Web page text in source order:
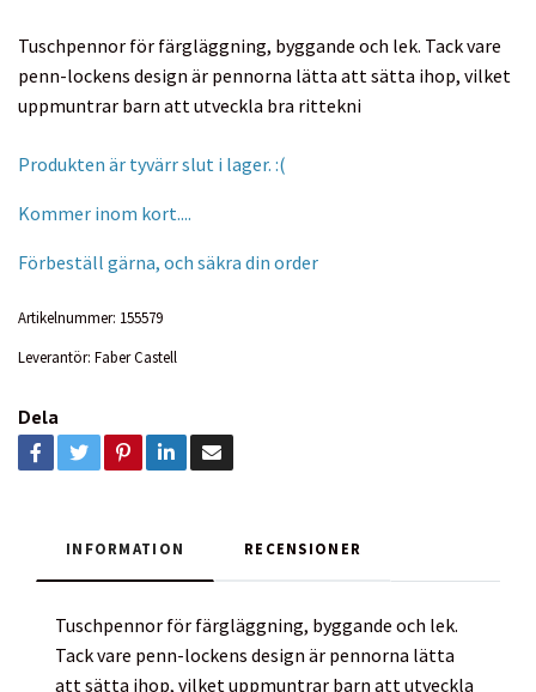
Tuschpennor för färgläggning, byggande och lek. Tack vare
penn-lockens design är pennorna lätta att sätta ihop, vilket
uppmuntrar barn att utveckla bra rittekni
Produkten är tyvärr slut i lager. :(
Kommer inom kort....
Förbeställ gärna, och säkra din order
Artikelnummer: 155579
Leverantör: Faber Castell
Dela
INFORMATION RECENSIONER
Tuschpennor för färgläggning, byggande och lek.
Tack vare penn-lockens design är pennorna lätta
att sätta ihop, vilket uppmuntrar barn att utveckla